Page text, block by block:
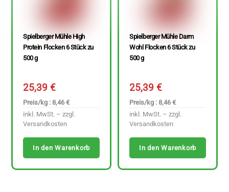
Spielberger Mühle High
Protein Flocken 6 Stück zu
500 g
25,39€
Preis/kg : 8,46 €
inkl. MwSt. – zzgl.
Versandkosten
In den Warenkorb
Spielberger Mühle Darm
Wohl Flocken 6 Stück zu
500 g
25,39€
Preis/kg : 8,46 €
inkl. MwSt. – zzgl.
Versandkosten
In den Warenkorb